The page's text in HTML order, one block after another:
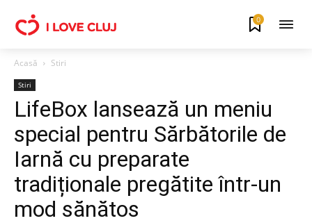
0
Acasă Stiri
Stiri
LifeBox lansează un meniu
special pentru Sărbătorile de
Iarnă cu preparate
tradiționale pregătite într-un
mod sănătos